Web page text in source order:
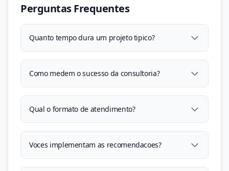
Perguntas Frequentes
Quanto tempo dura um projeto tipico?
Como medem o sucesso da consultoria?
Qual o formato de atendimento?
Voces implementam as recomendacoes?